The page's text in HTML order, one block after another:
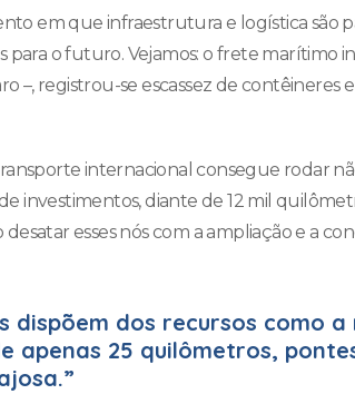
em que infraestrutura e logística são
para o futuro. Vejamos: o frete marítimo
–, registrou-se escassez de contêineres
internacional consegue rodar
investimentos, diante de 12 mil
esses nós com a ampliação e a
dispõem dos recursos como
apenas 25 quilômetros,